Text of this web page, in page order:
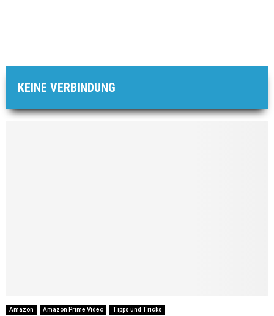
KEINE VERBINDUNG
Amazon Amazon Prime Video Tipps und Tricks